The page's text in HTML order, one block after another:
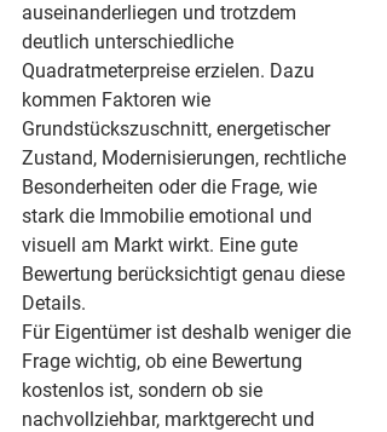
auseinanderliegen und trotzdem
deutlich unterschiedliche
Quadratmeterpreise erzielen. Dazu
kommen Faktoren wie
Grundstückszuschnitt, energetischer
Zustand, Modernisierungen, rechtliche
Besonderheiten oder die Frage, wie
stark die Immobilie emotional und
visuell am Markt wirkt. Eine gute
Bewertung berücksichtigt genau diese
Details.
Für Eigentümer ist deshalb weniger die
Frage wichtig, ob eine Bewertung
kostenlos ist, sondern ob sie
nachvollziehbar, marktgerecht und